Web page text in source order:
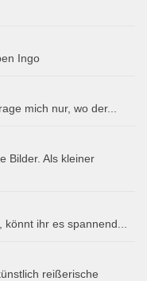
Ingo
mich nur, wo der...
Bilder. Als kleiner
ihr es spannend...
reißerische